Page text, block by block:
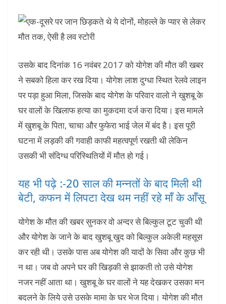
उसके बाद दिनांक 16 नवंबर 2017 को योगेश की मौत की खबर
ने सबको हिला कर रख दिया। योगेश लाश दुग्धा स्थित रेलवे लाइन
पर पड़ा हुआ मिला, जिसके बाद योगेश के परिवार वालो ने खुशबू के
घर वालों के खिलाफ हत्या का मुकदमा दर्ज करा दिया। इस मामले
में खुशबू के पिता, चाचा और फुफेरा भाई जेल में बंद है। इस पूरी
घटना में लड़की की गवाही काफी महत्वपूर्ण रखती थी लेकिन
उसकी भी संदिग्ध परिस्थितियों में मौत हो गई।
यह भी पढ़े :-20 साल की मन्नतों के बाद मिली थी
बेटी, कफन में लिपटा देख थम नहीं रहे माँ के आँसू
योगेश के मौत की खबर सुनकर वो अन्दर से बिल्कुल टूट चुकी थी
और योगेश के जाने के बाद खुशबू खुद को बिल्कुल अकेली महसूस
कर रही थी। उसके पास अब योगेश की यादों के सिवा और कुछ भी
न था। जब वो अपने घर की खिड़की से झाकती तो उसे योगेश
नजर नहीं आता था। खुशबू के घर वालों ने यह देखकर उसका मन
बदलने के लिये उसे उसके मामा के घर भेज दिया। योगेश की मौत